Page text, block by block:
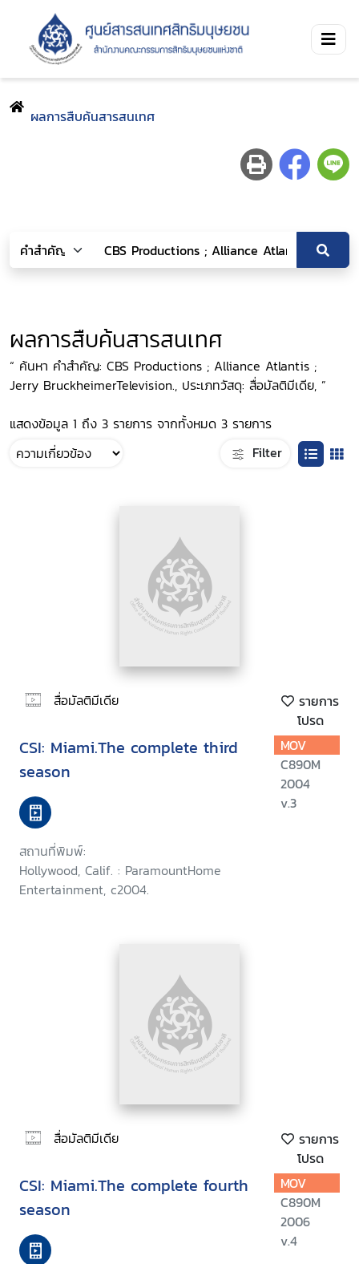
ผลการสืบค้นสารสนเทศ
ผลการสืบค้นสารสนเทศ
“ ค้นหา คำสำคัญ: CBS Productions ; Alliance Atlantis ;
Jerry BruckheimerTelevision., ประเภทวัสดุ: สื่อมัลติมีเดีย, ”
แสดงข้อมูล 1 ถึง 3 รายการ จากทั้งหมด 3 รายการ
Filter
สื่อมัลติมีเดีย
รายการ
โปรด
CSI: Miami.The complete third
season
สถานที่พิมพ์:
Hollywood, Calif. : ParamountHome
Entertainment, c2004.
MOV
C890M
2004
v.3
สื่อมัลติมีเดีย
รายการ
โปรด
CSI: Miami.The complete fourth
season
MOV
C890M
2006
v.4